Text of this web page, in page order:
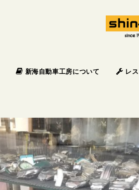
新海自動車工房について レ